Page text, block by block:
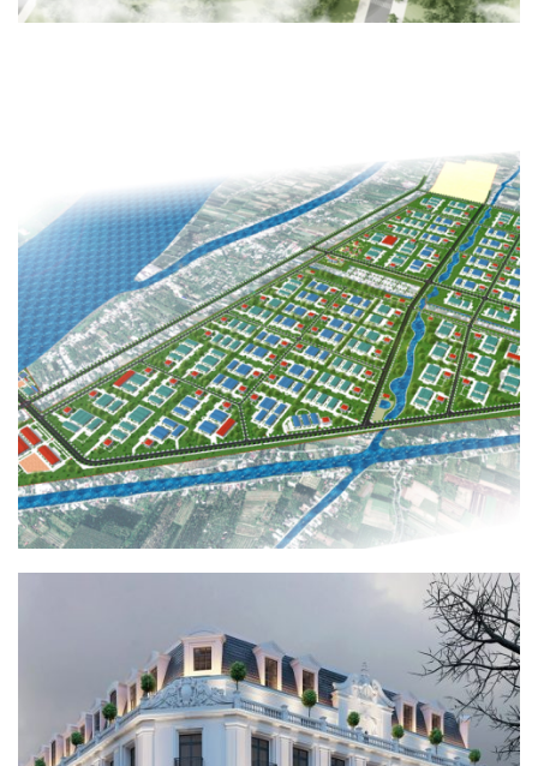
KHU CÔNG NGHIỆP BÌNH TÂN
HẠ TẦNG KỸ THUẬT, QUY HOẠCH - KIẾN TRÚC